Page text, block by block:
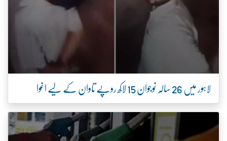
لاہور میں 26 سالہ نوجوان 15 لاکھ روپے تاوان کے لیے اغوا